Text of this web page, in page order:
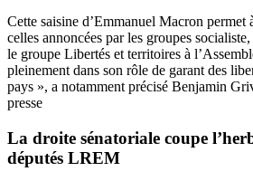
Cette saisine d’Emmanuel Macron permet
celles annoncées par les groupes
le groupe Libertés et territoires à
pleinement dans son rôle de garant des
pays », a notamment précisé Benjamin
presse
La droite sénatoriale coupe
députés LREM